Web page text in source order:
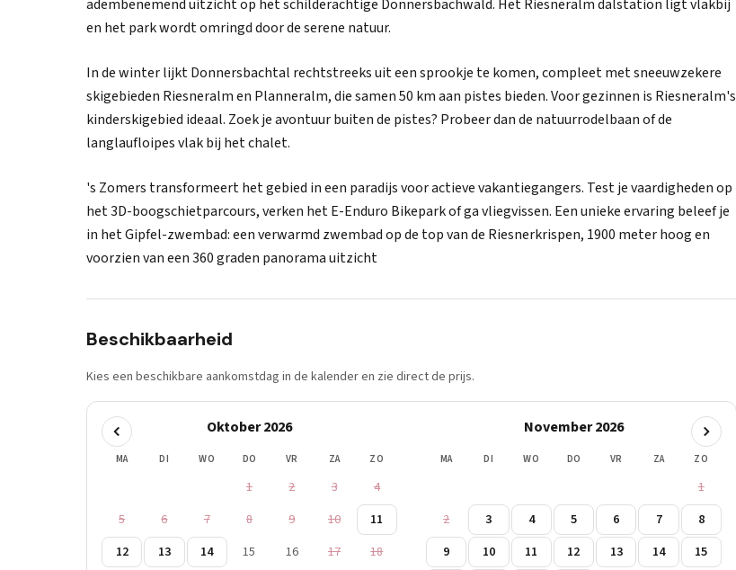
adembenemend uitzicht op het schilderachtige Donnersbachwald. Het Riesneralm dalstation ligt vlakbij
en het park wordt omringd door de serene natuur.
In de winter lijkt Donnersbachtal rechtstreeks uit een sprookje te komen, compleet met sneeuwzekere
skigebieden Riesneralm en Planneralm, die samen 50 km aan pistes bieden. Voor gezinnen is Riesneralm's
kinderskigebied ideaal. Zoek je avontuur buiten de pistes? Probeer dan de natuurrodelbaan of de
langlaufloipes vlak bij het chalet.
's Zomers transformeert het gebied in een paradijs voor actieve vakantiegangers. Test je vaardigheden op
het 3D-boogschietparcours, verken het E-Enduro Bikepark of ga vliegvissen. Een unieke ervaring beleef je
in het Gipfel-zwembad: een verwarmd zwembad op de top van de Riesnerkrispen, 1900 meter hoog en
voorzien van een 360 graden panorama uitzicht
Beschikbaarheid
Kies een beschikbare aankomstdag in de kalender en zie direct de prijs.
Oktober 2026
MA DI WO DO VR ZA ZO
1 2 3
4
5
6 7 8 9 10
11
12
13 14 15 16 17
18
November 2026
MA DI WO DO VR ZA ZO
1
2
3 4 5 6 7
8
9
10 11 12 13 14
15